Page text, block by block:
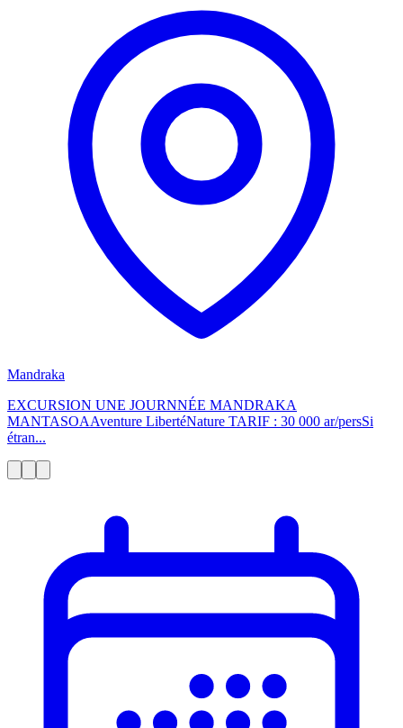
Mandraka
EXCURSION UNE JOURNNÉE MANDRAKA
MANTASOAAventure LibertéNature TARIF : 30 000 ar/persSi
étran...